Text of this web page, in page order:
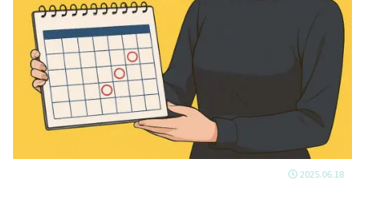
2025.06.18